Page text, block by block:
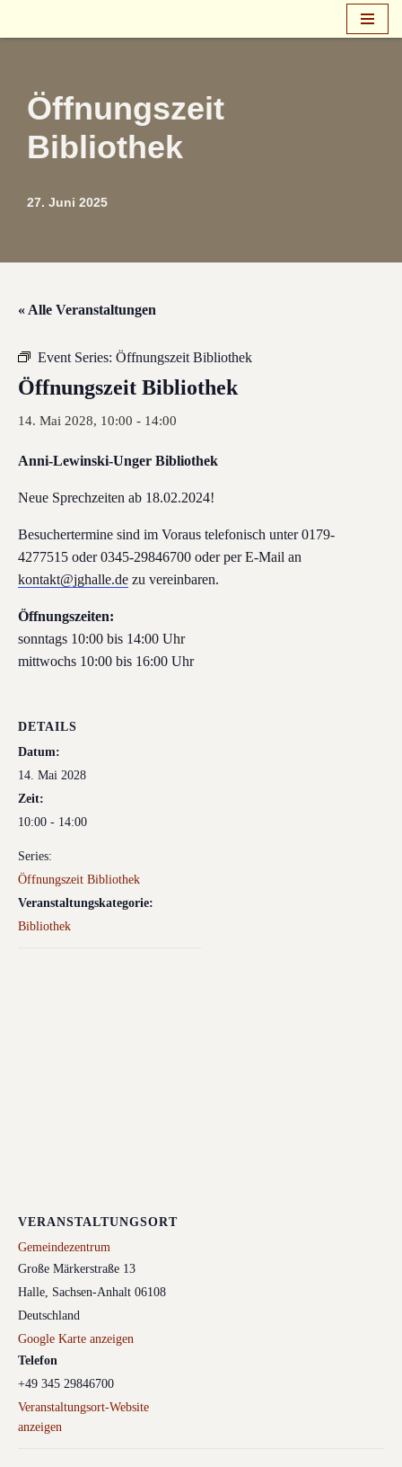
springen
Öffnungszeit
Bibliothek
27. Juni 2025
« Alle Veranstaltungen
Event Series: Öffnungszeit Bibliothek
Öffnungszeit Bibliothek
14. Mai 2028, 10:00 - 14:00
Anni-Lewinski-Unger Bibliothek
Neue Sprechzeiten ab 18.02.2024!
Besuchertermine sind im Voraus telefonisch unter 0179-
4277515 oder 0345-29846700 oder per E-Mail an
kontakt@jghalle.de zu vereinbaren.
Öffnungszeiten:
sonntags 10:00 bis 14:00 Uhr
mittwochs 10:00 bis 16:00 Uhr
DETAILS
Datum:
14. Mai 2028
Zeit:
10:00 - 14:00
Series:
Öffnungszeit Bibliothek
Veranstaltungskategorie:
Bibliothek
VERANSTALTUNGSORT
Gemeindezentrum
Große Märkerstraße 13
Halle, Sachsen-Anhalt 06108
Deutschland
Google Karte anzeigen
Telefon
+49 345 29846700
Veranstaltungsort-Website
anzeigen